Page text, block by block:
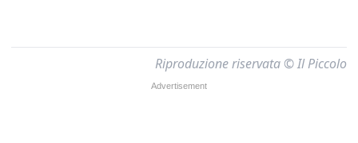
Riproduzione riservata © Il Piccolo